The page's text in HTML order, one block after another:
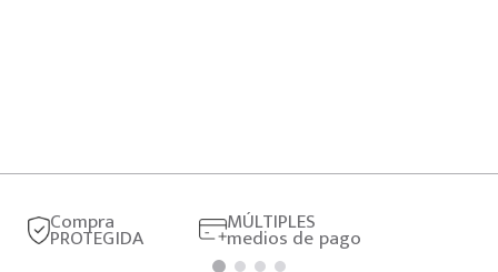
Compra
PROTEGIDA
MÚLTIPLES
medios de pago